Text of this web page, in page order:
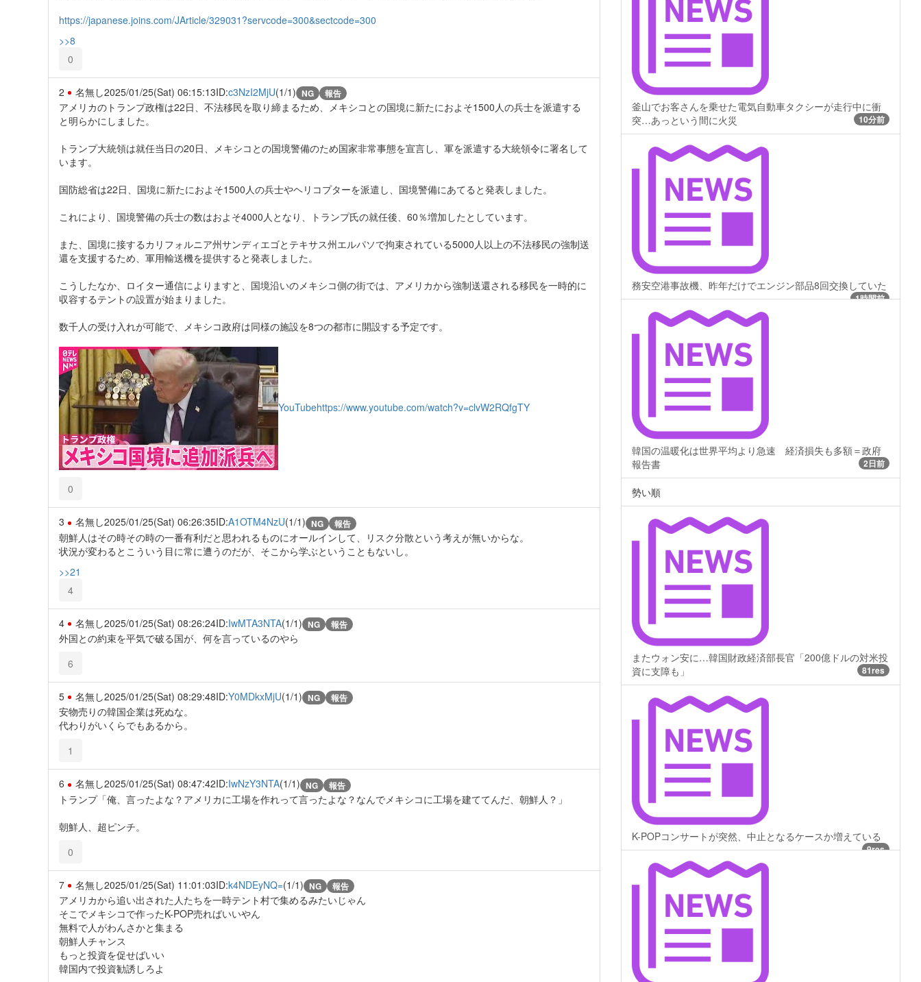
https://japanese.joins.com/JArticle/329031?servcode=300&sectcode=300
>>8
0
2 名無し2025/01/25(Sat) 06:15:13ID:c3NzI2MjU(1/1) NG 報告
アメリカのトランプ政権は22日、不法移民を取り締まるため、メキシコとの国境に新たにおよそ1500人の兵士を派遣する
と明らかにしました。
トランプ大統領は就任当日の20日、メキシコとの国境警備のため国家非常事態を宣言し、軍を派遣する大統領令に署名して
います。
国防総省は22日、国境に新たにおよそ1500人の兵士やヘリコプターを派遣し、国境警備にあてると発表しました。
これにより、国境警備の兵士の数はおよそ4000人となり、トランプ氏の就任後、60％増加したとしています。
また、国境に接するカリフォルニア州サンディエゴとテキサス州エルパソで拘束されている5000人以上の不法移民の強制送
還を支援するため、軍用輸送機を提供すると発表しました。
こうしたなか、ロイター通信によりますと、国境沿いのメキシコ側の街では、アメリカから強制送還される移民を一時的に
収容するテントの設置が始まりました。
数千人の受け入れが可能で、メキシコ政府は同様の施設を8つの都市に開設する予定です。
YouTubehttps://www.youtube.com/watch?v=clvW2RQfgTY
0
3 名無し2025/01/25(Sat) 06:26:35ID:A1OTM4NzU(1/1) NG 報告
朝鮮人はその時その時の一番有利だと思われるものにオールインして、リスク分散という考えが無いからな。
状況が変わるとこういう目に常に遭うのだが、そこから学ぶということもないし。
>>21
4
4 名無し2025/01/25(Sat) 08:26:24ID:IwMTA3NTA(1/1) NG 報告
外国との約束を平気で破る国が、何を言っているのやら
6
5 名無し2025/01/25(Sat) 08:29:48ID:Y0MDkxMjU(1/1) NG 報告
安物売りの韓国企業は死ぬな。
代わりがいくらでもあるから。
1
6 名無し2025/01/25(Sat) 08:47:42ID:IwNzY3NTA(1/1) NG 報告
トランプ「俺、言ったよな？アメリカに工場を作れって言ったよな？なんでメキシコに工場を建ててんだ、朝鮮人？」
朝鮮人、超ピンチ。
0
7 名無し2025/01/25(Sat) 11:01:03ID:k4NDEyNQ=(1/1) NG 報告
アメリカから追い出された人たちを一時テント村で集めるみたいじゃん
そこでメキシコで作ったK-POP売ればいいやん
無料で人がわんさかと集まる
朝鮮人チャンス
もっと投資を促せばいい
韓国内で投資勧誘しろよ
釜山でお客さんを乗せた電気自動車タクシーが走行中に衝
突…あっという間に火災
10分前
務安空港事故機、昨年だけでエンジン部品8回交換していた
1時間前
韓国の温暖化は世界平均より急速 経済損失も多額＝政府
報告書
2日前
勢い順
またウォン安に…韓国財政経済部長官「200億ドルの対米投
資に支障も」
81res
K-POPコンサートが突然、中止となるケースか増えている
9res